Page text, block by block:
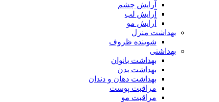
آرایش چشم
آرایش لب
آرایش مو
بهداشت منزل
شوینده ظروف
بهداشتی
بهداشت بانوان
بهداشت بدن
بهداشت دهان و دندان
مراقبت پوست
مراقبت مو